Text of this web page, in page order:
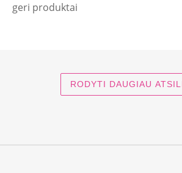
geri produktai
RODYTI DAUGIAU